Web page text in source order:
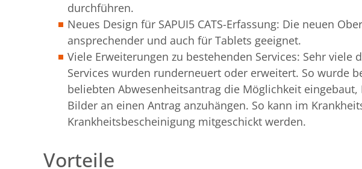
durchführen.
Neues Design für SAPUI5 CATS-Erfassung: Die neuen
ansprechender und auch für Tablets geeignet.
Viele Erweiterungen zu bestehenden Services: Sehr viele
Services wurden runderneuert oder erweitert. So wurde
beliebten Abwesenheitsantrag die Möglichkeit
Bilder an einen Antrag anzuhängen. So kann im
Krankheitsbescheinigung mitgeschickt werden.
Vorteile